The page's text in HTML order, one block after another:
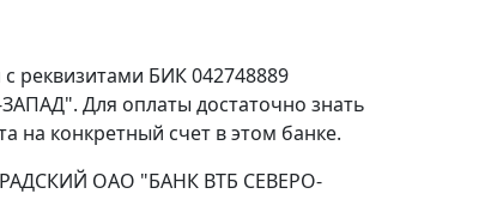
реквизитами БИК 042748889
Для оплаты достаточно знать
на конкретный счет в этом банке.
ОАО "БАНК ВТБ СЕВЕРО-